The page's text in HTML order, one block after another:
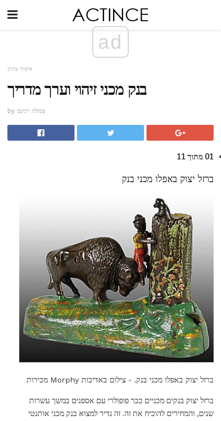
ad
איסוף עתיק
בנק מכני זיהוי וערך מדריך
by פמלה ויגינס
01 מתוך 11
ברזל יצוק באפלו מכני בנק
ברזל יצוק באפלו מכני בנק. - צילום באדיבות Morphy מכירות
ברזל יצוק בנקים מכניים כבר פופולרי עם אספנים במשך עשרות
שנים, והמחירים להוכיח את זה. זה נדיר למצוא בנק מכני אותנטי